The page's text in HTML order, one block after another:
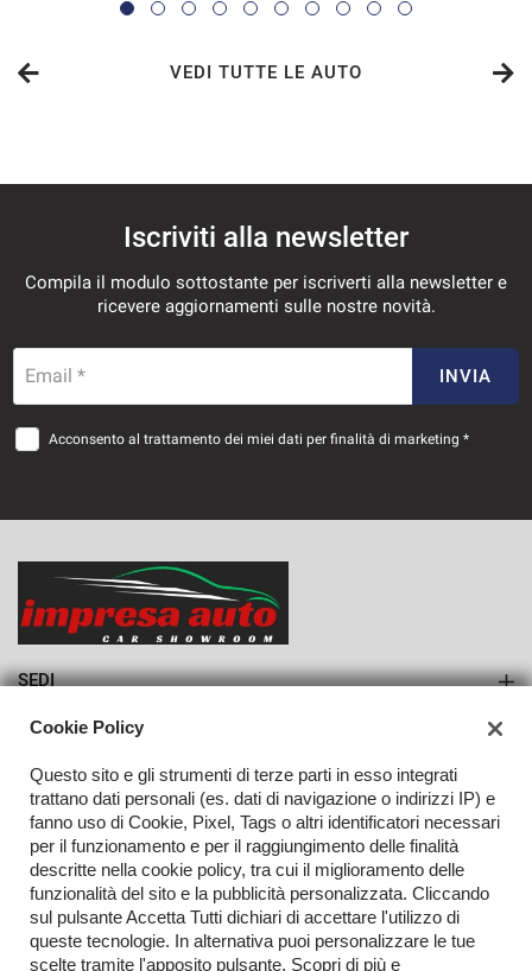
VEDI
1.062€/mese
36 Mesi
36 Mesi
VEDI
VEDI TUTTE LE AUTO
Iscriviti alla newsletter
Compila il modulo sottostante per iscriverti alla newsletter e
ricevere aggiornamenti sulle nostre novità.
Email * INVIA
Acconsento al trattamento dei miei dati per finalità di marketing *
SEDI
Azienda
Contatti
TORNA IN CIMA
Cookie Policy
Questo sito e gli strumenti di terze parti in esso integrati
trattano dati personali (es. dati di navigazione o indirizzi IP) e
fanno uso di Cookie, Pixel, Tags o altri identificatori necessari
per il funzionamento e per il raggiungimento delle finalità
descritte nella cookie policy, tra cui il miglioramento delle
funzionalità del sito e la pubblicità personalizzata. Cliccando
sul pulsante Accetta Tutti dichiari di accettare l'utilizzo di
queste tecnologie. In alternativa puoi personalizzare le tue
scelte tramite l'apposito pulsante. Scopri di più e